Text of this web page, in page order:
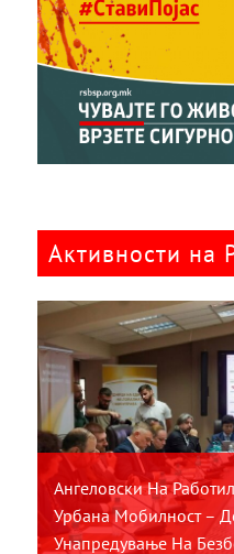
Активности на
Ангеловски На
Урбана Мобилност –
Унапредување На